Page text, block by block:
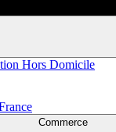
Hors Domicile
Commerce